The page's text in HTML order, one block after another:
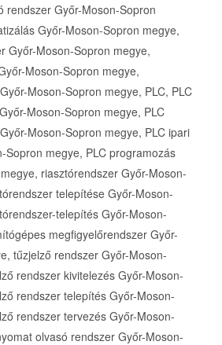
rendszer Győr-Moson-Sopron
Győr-Moson-Sopron megye,
Győr-Moson-Sopron megye,
Moson-Sopron megye,
Moson-Sopron megye, PLC, PLC
Moson-Sopron megye, PLC
Moson-Sopron megye, PLC ipari
Sopron megye, PLC programozás
riasztórendszer Győr-Moson-
telepítése Győr-Moson-
telepítés Győr-Moson-
megfigyelőrendszer Győr-
tűzjelző rendszer Győr-Moson-
rendszer kivitelezés Győr-Moson-
rendszer telepítés Győr-Moson-
rendszer tervezés Győr-Moson-
olvasó rendszer Győr-Moson-